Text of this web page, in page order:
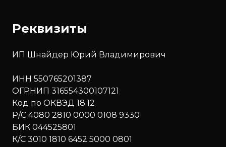
Реквизиты
ИП Шнайдер Юрий Владимирович
ИНН 550765201387
ОГРНИП 316554300107121
Код по ОКВЭД 18.12
Р/С 4080 2810 0000 0108 9330
БИК 044525801
К/С 3010 1810 6452 5000 0801